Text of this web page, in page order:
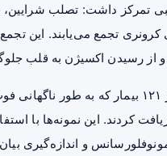
تمرکز داشت: تصلب
تجمع می‌یابند. این
از رسیدن اکسیژن به قلب
کردند. این نمونه‌ها با
و اندازه‌گیری